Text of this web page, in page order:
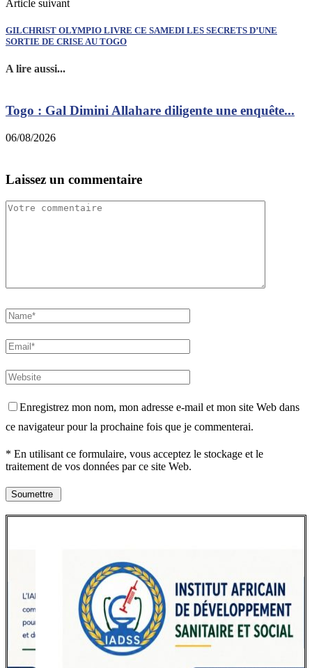
Article suivant
GILCHRIST OLYMPIO LIVRE CE SAMEDI LES SECRETS D’UNE
SORTIE DE CRISE AU TOGO
A lire aussi...
Togo : Gal Dimini Allahare diligente une enquête...
06/08/2026
Laissez un commentaire
Enregistrez mon nom, mon adresse e-mail et mon site Web dans
ce navigateur pour la prochaine fois que je commenterai.
* En utilisant ce formulaire, vous acceptez le stockage et le
traitement de vos données par ce site Web.